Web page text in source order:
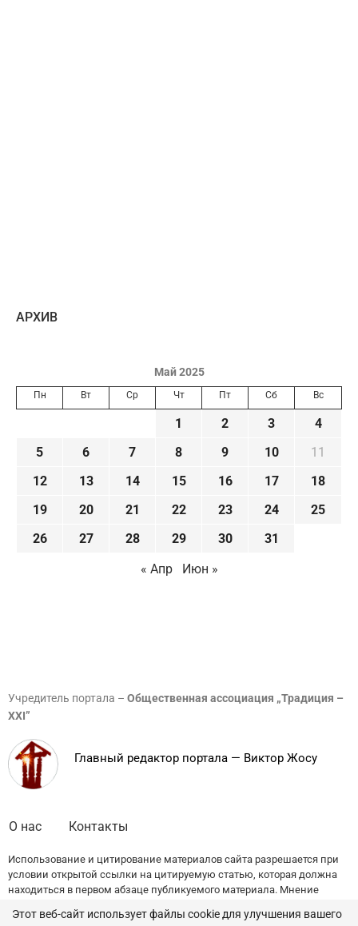
AРХИВ
Май 2025
Пн Вт Ср Чт Пт Сб Вс
1 2 3
4
5
6 7 8 9 10
11
12
13 14 15 16 17
18
19
20 21 22 23 24
25
26
27 28 29 30
31
« Апр
Июн »
Учредитель портала – Общественная ассоциация „Традиция –
XXI”
Главный редактор портала — Виктор Жосу
О нас Контакты
Использование и цитирование материалов сайта разрешается при
условии открытой ссылки на цитируемую статью, которая должна
находиться в первом абзаце публикуемого материала. Мнение
Этот веб-сайт использует файлы cookie для улучшения вашего